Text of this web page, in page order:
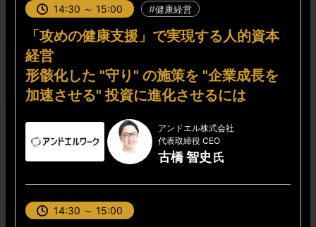
14:30 ～ 15:00 健康経営
「攻めの健康支援」で実現する人的資本
経営
形骸化した "守り" の施策を "企業成長を
加速させる" 投資に進化させるには
アンドエル株式会社
代表取締役 CEO
古橋 智史
14:30 ～ 15:00